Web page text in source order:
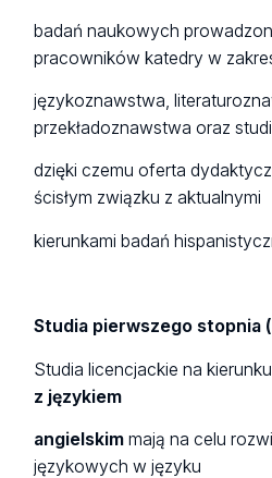
badań naukowych
pracowników katedry w
językoznawstwa,
przekładoznawstwa oraz
dzięki czemu oferta
ścisłym związku z aktualnymi
kierunkami badań
Studia pierwszego stopnia
Studia licencjackie na
z językiem
angielskim mają na celu
językowych w języku